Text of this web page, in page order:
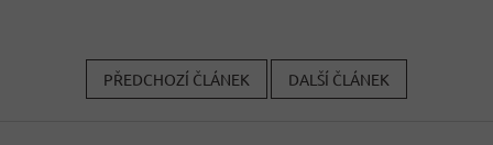
PŘEDCHOZÍ ČLÁNEK DALŠÍ ČLÁNEK